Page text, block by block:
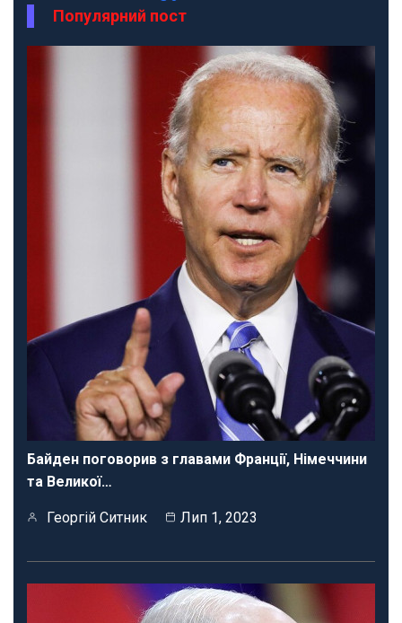
Популярний пост
Байден поговорив з главами Франції, Німеччини
та Великої…
Георгій Ситник Лип 1, 2023